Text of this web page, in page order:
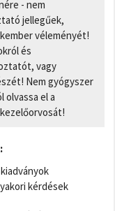
- nem
jellegűek,
véleményét!
és
vagy
Nem gyógyszer
olvassa el a
kérdések